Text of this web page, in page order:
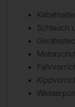
Schlauch